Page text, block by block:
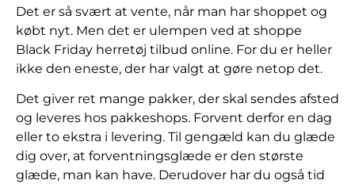
Det er så svært at vente, når man har shoppet og
købt nyt. Men det er ulempen ved at shoppe
Black Friday herretøj tilbud online. For du er heller
ikke den eneste, der har valgt at gøre netop det.
Det giver ret mange pakker, der skal sendes afsted
og leveres hos pakkeshops. Forvent derfor en dag
eller to ekstra i levering. Til gengæld kan du glæde
dig over, at forventningsglæde er den største
glæde, man kan have. Derudover har du også tid